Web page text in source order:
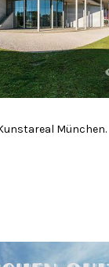
München.